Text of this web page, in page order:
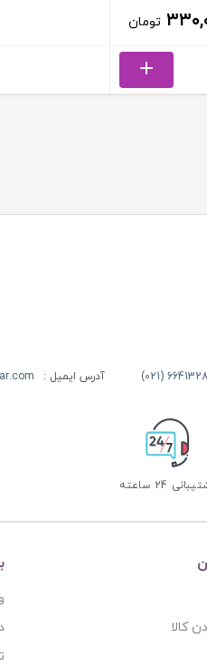
تومان
آدرس ایمیل :
24 ساعته
کالا